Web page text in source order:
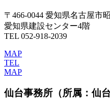
〒466-0044 愛知県名古屋市
愛知県建設センター4階
TEL 052-918-2039
MAP
TEL
MAP
仙台事務所 （所属：仙